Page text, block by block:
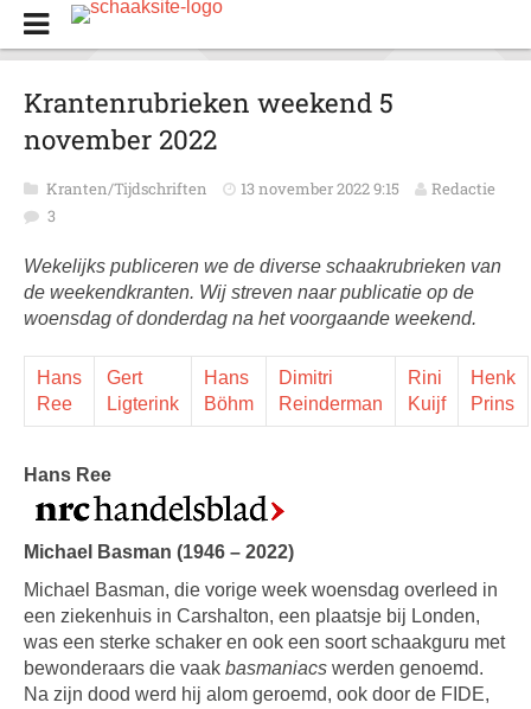
Krantenrubrieken weekend 5
november 2022
Kranten/Tijdschriften 13 november 2022 9:15
Redactie
3
Wekelijks publiceren we de diverse schaakrubrieken van
de weekendkranten. Wij streven naar publicatie op de
woensdag of donderdag na het voorgaande weekend.
Hans
Ree
Gert
Ligterink
Hans
Böhm
Dimitri
Reinderman
Rini
Kuijf
Henk
Prins
Hans Ree
Michael Basman (1946 – 2022)
Michael Basman, die vorige week woensdag overleed in
een ziekenhuis in Carshalton, een plaatsje bij Londen,
was een sterke schaker en ook een soort schaakguru met
bewonderaars die vaak basmaniacs werden genoemd.
Na zijn dood werd hij alom geroemd, ook door de FIDE,